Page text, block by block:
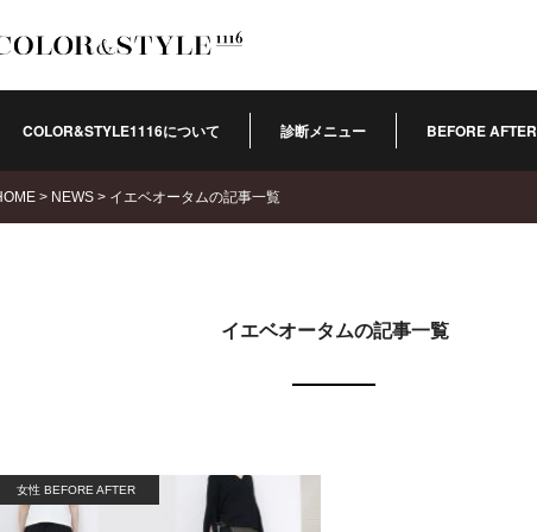
COLOR&STYLE1116について 診断メニュー BEFORE AFTER
> NEWS> イエベオータムの記事一覧
イエベオータムの記事一覧
女性 BEFORE AFTER